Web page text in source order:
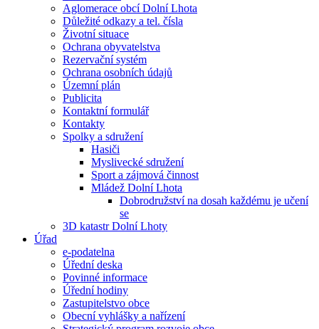
Aglomerace obcí Dolní Lhota
Důležité odkazy a tel. čísla
Životní situace
Ochrana obyvatelstva
Rezervační systém
Ochrana osobních údajů
Územní plán
Publicita
Kontaktní formulář
Kontakty
Spolky a sdružení
Hasiči
Myslivecké sdružení
Sport a zájmová činnost
Mládež Dolní Lhota
Dobrodružství na dosah každému je učení
se
3D katastr Dolní Lhoty
Úřad
e-podatelna
Úřední deska
Povinné informace
Úřední hodiny
Zastupitelstvo obce
Obecní vyhlášky a nařízení